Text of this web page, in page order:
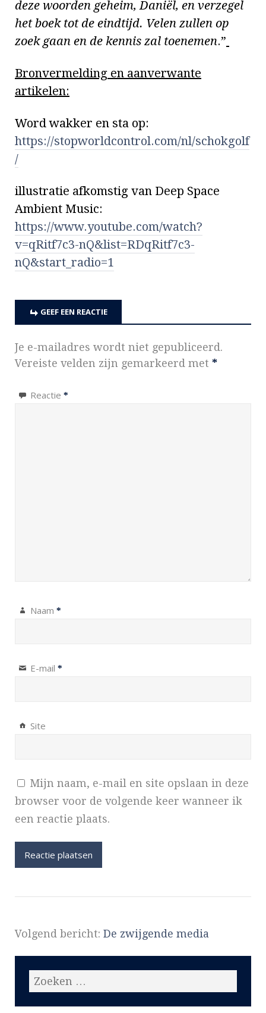
deze woorden geheim, Daniël, en verzegel
het boek tot de eindtijd. Velen zullen op
zoek gaan en de kennis zal toenemen.”
Bronvermelding en aanverwante
artikelen:
Word wakker en sta op:
https://stopworldcontrol.com/nl/schokgolf
/
illustratie afkomstig van Deep Space
Ambient Music:
https://www.youtube.com/watch?
v=qRitf7c3-nQ&list=RDqRitf7c3-
nQ&start_radio=1
GEEF EEN REACTIE
Je e-mailadres wordt niet gepubliceerd.
Vereiste velden zijn gemarkeerd met *
Reactie *
Naam *
E-mail *
Site
Mijn naam, e-mail en site opslaan in deze
browser voor de volgende keer wanneer ik
een reactie plaats.
Volgend bericht: De zwijgende media